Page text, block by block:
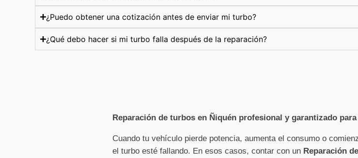
¿Puedo obtener una cotización antes de enviar mi turbo?
¿Qué debo hacer si mi turbo falla después de la reparación?
Reparación de turbos en Ñiquén profesional y garantizado
Cuando tu vehículo pierde potencia, aumenta el consumo o
el turbo esté fallando. En esos casos, contar con un Reparación